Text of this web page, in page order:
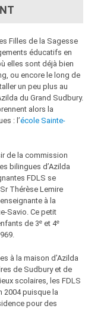
Filles de la Sagesse
éducatifs en
elles sont déjà bien
ou encore le long de
un peu plus au
du Grand Sudbury.
alors la
: l’école Sainte-
de la commission
bilingues d’Azilda
FDLS se
Thérèse Lemire
à la
Savio. Ce petit
de 3e et 4e
à la maison d’Azilda
de Sudbury et de
scolaires, les FDLS
2004 puisque la
pour des